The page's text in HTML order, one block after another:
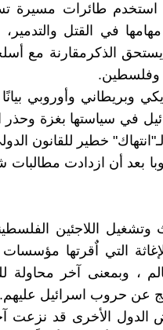
استخدم طائرات مسيرة
مهامها في القتل
الذكرمقارنة مع
وفلسطين.
800 مسؤول أمريكي وبريطاني وأوروبي
في سياستها بغزة
خطير للقانون
بعد أن ازدادت مطالبات
اللاجئين
التي اٌقرتها مؤسسات
، وبمعنى آخر محاولة
عن حروب اسرائيل عليهم.
الدول الأخرى قد نزعت